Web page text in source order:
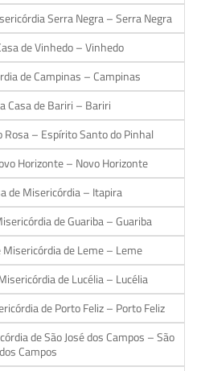
Serra Negra – Serra Negra
de Vinhedo – Vinhedo
de Campinas – Campinas
Casa de Bariri – Bariri
Rosa – Espírito Santo do Pinhal
Horizonte – Novo Horizonte
de Misericórdia – Itapira
de Guariba – Guariba
de Leme – Leme
de Lucélia – Lucélia
de Porto Feliz – Porto Feliz
de São José dos Campos – São
Campos